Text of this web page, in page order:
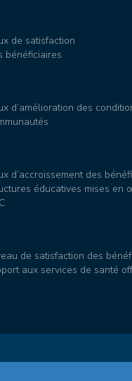
de satisfaction
bénéficiaires
d’amélioration des
d’accroissement des
éducatives mises en
de satisfaction des
aux services de santé